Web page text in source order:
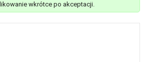
wkrótce po akceptacji.